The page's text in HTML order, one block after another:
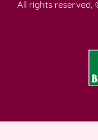
All rights reserved,